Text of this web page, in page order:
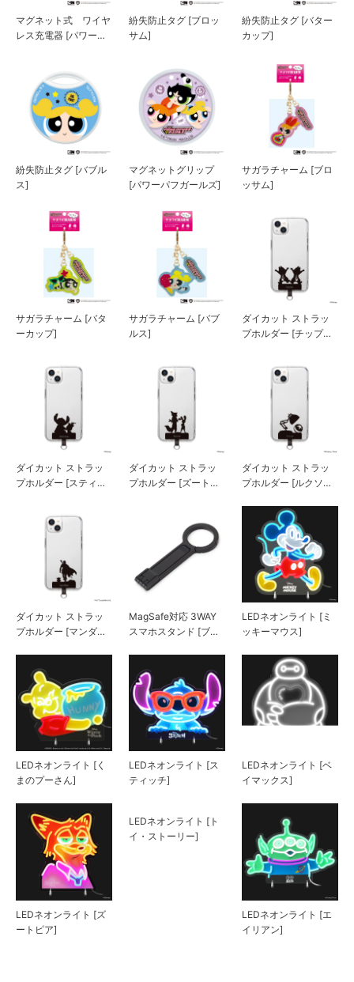
マグネット式 ワイヤ
レス充電器 [パワーパ
紛失防止タグ [ブロッ
サム]
紛失防止タグ [バター
カップ]
紛失防止タグ [バブル
ス]
マグネットグリップ
[パワーパフガールズ]
サガラチャーム [ブロ
ッサム]
サガラチャーム [バタ
ーカップ]
サガラチャーム [バブ
ルス]
ダイカット ストラッ
プホルダー [チップ＆
ダイカット ストラッ
プホルダー [スティッ
ダイカット ストラッ
プホルダー [ズートピ
ダイカット ストラッ
プホルダー [ルクソーJ
ダイカット ストラッ
プホルダー [マンダロ
MagSafe対応 3WAY
スマホスタンド [ブラ
LEDネオンライト [ミ
ッキーマウス]
LEDネオンライト [く
まのプーさん]
LEDネオンライト [ス
ティッチ]
LEDネオンライト [ベ
イマックス]
LEDネオンライト [ズ
ートピア]
LEDネオンライト [エ
イリアン]